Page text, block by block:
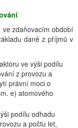
zdaňovacím období
daně z příjmů v
ve výši podílu
z provozu a
právní moci o
e) atomového
podílu odhadu
a počtu let,